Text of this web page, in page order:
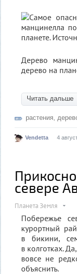
Дерево
дерево на
Читать дальше
растения,
Vendetta 4
севере
Планета Земля
Побережье
курортный
в бикини,
в колготках.
вовсе не
объяснить.